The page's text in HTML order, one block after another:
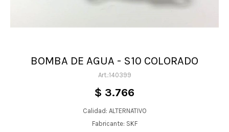
BOMBA DE AGUA - S10 COLORADO
140399
$ 3.766
Calidad: ALTERNATIVO
Fabricante: SKF